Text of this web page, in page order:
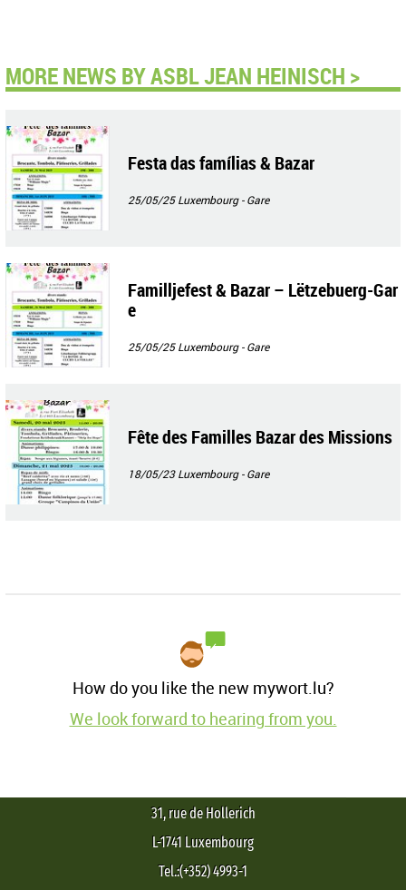
MORE NEWS BY ASBL JEAN HEINISCH >
Festa das famílias & Bazar
25/05/25Luxembourg - Gare
Familljefest & Bazar – Lëtzebuerg-Gar
e
25/05/25Luxembourg - Gare
Fête des Familles Bazar des Missions
18/05/23Luxembourg - Gare
How do you like the new mywort.lu?
We look forward to hearing from you.
31, rue de Hollerich
L-1741 Luxembourg
Tel.:(+352) 4993-1